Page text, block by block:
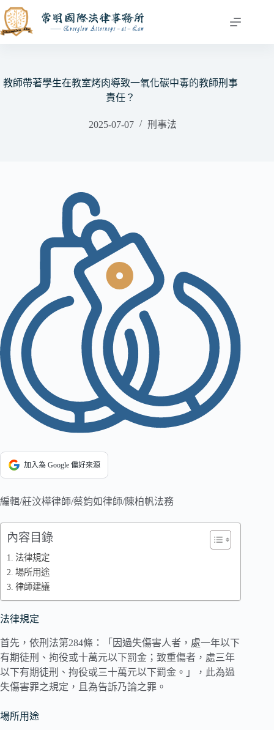
跳
至
主
容教師帶著學生在教室烤肉導致一氧化碳中毒的教師刑事
責任？
2025-07-07 刑事法
加入為 Google 偏好來源
編輯/莊汶樺律師/蔡鈞如律師/陳柏帆法務
內容目錄
法律規定
場所用途
律師建議
法律規定
首先，依刑法第284條：「因過失傷害人者，處一年以下
有期徒刑、拘役或十萬元以下罰金；致重傷者，處三年
以下有期徒刑、拘役或三十萬元以下罰金。」，此為過
失傷害罪之規定，且為告訴乃論之罪。
場所用途